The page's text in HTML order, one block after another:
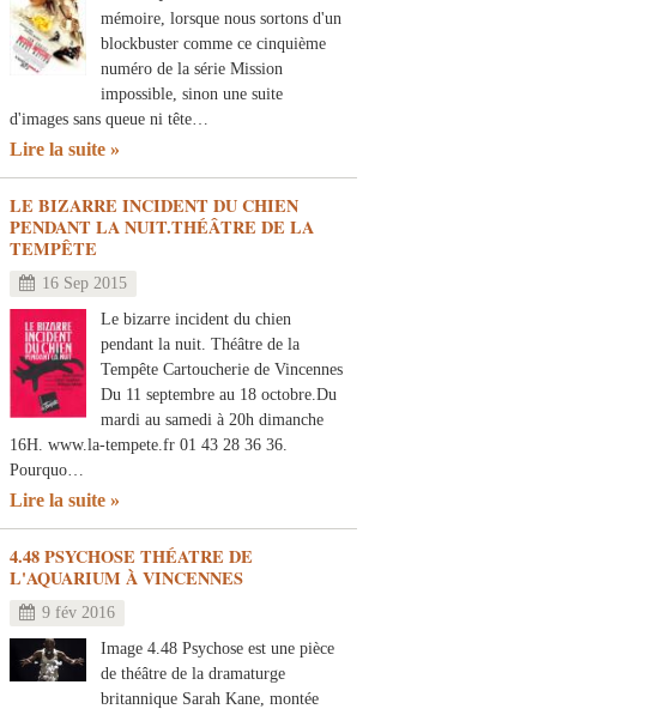
mémoire, lorsque nous sortons d'un
blockbuster comme ce cinquième
numéro de la série Mission
impossible, sinon une suite
d'images sans queue ni tête…
Lire la suite
LE BIZARRE INCIDENT DU CHIEN
PENDANT LA NUIT.THÉÂTRE DE LA
TEMPÊTE
16 Sep 2015
Le bizarre incident du chien
pendant la nuit. Théâtre de la
Tempête Cartoucherie de Vincennes
Du 11 septembre au 18 octobre.Du
mardi au samedi à 20h dimanche
16H. www.la-tempete.fr 01 43 28 36 36.
Pourquo…
Lire la suite
4.48 PSYCHOSE THÉATRE DE
L'AQUARIUM À VINCENNES
9 fév 2016
Image 4.48 Psychose est une pièce
de théâtre de la dramaturge
britannique Sarah Kane, montée